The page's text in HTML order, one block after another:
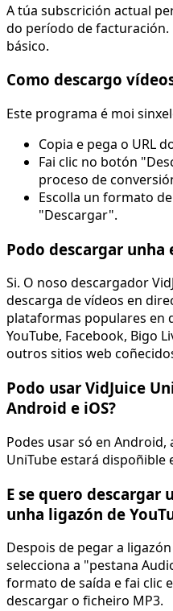
A túa subscrición actual
do período de facturación.
básico.
Como descargo
Este programa é moi
Copia e pega o URL
Fai clic no botón
proceso de
Escolla un formato
"Descargar".
Podo descargar
Si. O noso descargador
descarga de vídeos en
plataformas populares en
YouTube, Facebook, Bigo
outros sitios web
Podo usar VidJuice
Android e iOS?
Podes usar só en Android,
UniTube estará dispoñible
E se quero descargar
unha ligazón de
Despois de pegar a
selecciona a "pestana
formato de saída e fai clic
descargar o ficheiro MP3.